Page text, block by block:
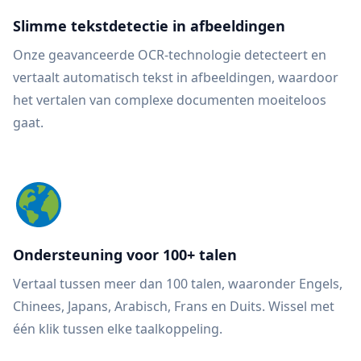
Slimme tekstdetectie in afbeeldingen
Onze geavanceerde OCR-technologie detecteert en
vertaalt automatisch tekst in afbeeldingen, waardoor
het vertalen van complexe documenten moeiteloos
gaat.
Ondersteuning voor 100+ talen
Vertaal tussen meer dan 100 talen, waaronder Engels,
Chinees, Japans, Arabisch, Frans en Duits. Wissel met
één klik tussen elke taalkoppeling.